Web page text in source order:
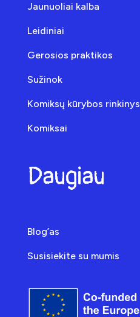
Jaunuoliai kalba
Leidiniai
Gerosios praktikos
Sužinok
Komiksų kūrybos rinkinys
Komiksai
Daugiau
Blog’as
Susisiekite su mumis